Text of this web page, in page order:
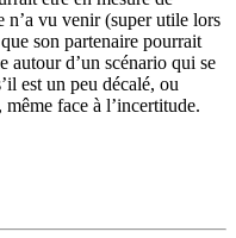
n’a vu venir (super utile lors
son partenaire pourrait
autour d’un scénario qui se
est un peu décalé, ou
face à l’incertitude.